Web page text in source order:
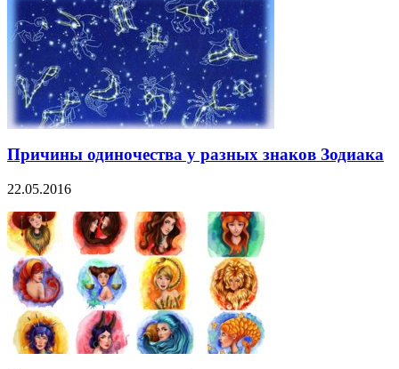
Причины одиночества у разных знаков Зодиака
22.05.2016